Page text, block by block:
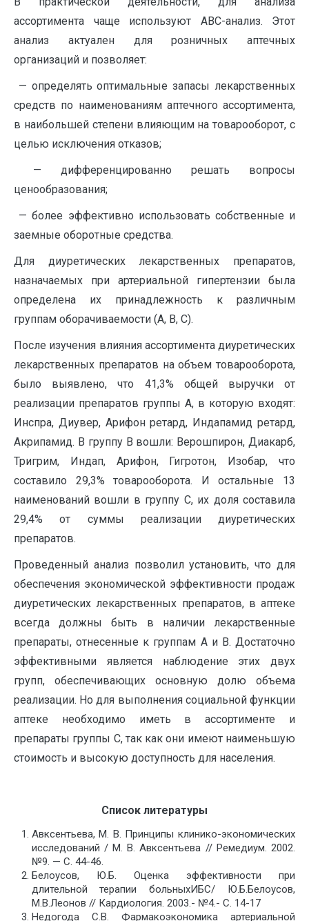
ассортимента чаще используют ABC-анализ. Этот
анализ актуален для розничных аптечных
организаций и позволяет:
— определять оптимальные запасы лекарственных
средств по наименованиям аптечного ассортимента,
в наибольшей степени влияющим на товарооборот, с
целью исключения отказов;
— дифференцированно решать вопросы
ценообразования;
— более эффективно использовать собственные и
заемные оборотные средства.
Для диуретических лекарственных препаратов,
назначаемых при артериальной гипертензии была
определена их принадлежность к различным
группам оборачиваемости (A, B, C).
После изучения влияния ассортимента диуретических
лекарственных препаратов на объем товарооборота,
было выявлено, что 41,3% общей выручки от
реализации препаратов группы А, в которую входят:
Инспра, Диувер, Арифон ретард, Индапамид ретард,
Акрипамид. В группу B вошли: Верошпирон, Диакарб,
Тригрим, Индап, Арифон, Гигротон, Изобар, что
составило 29,3% товарооборота. И остальные 13
наименований вошли в группу С, их доля составила
29,4% от суммы реализации диуретических
препаратов.
Проведенный анализ позволил установить, что для
обеспечения экономической эффективности продаж
диуретических лекарственных препаратов, в аптеке
всегда должны быть в наличии лекарственные
препараты, отнесенные к группам А и В. Достаточно
эффективными является наблюдение этих двух
групп, обеспечивающих основную долю объема
реализации. Но для выполнения социальной функции
аптеке необходимо иметь в ассортименте и
препараты группы С, так как они имеют наименьшую
стоимость и высокую доступность для населения.
Список литературы
Авксентьева, М. В. Принципы клинико-экономических
исследований / М. В. Авксентьева // Ремедиум. 2002.
№9. — С. 44-46.
Белоусов, Ю.Б. Оценка эффективности при
длительной терапии больныхИБС/ Ю.Б.Белоусов,
М.В.Леонов // Кардиология. 2003.- №4.- С. 14-17
Недогода C.B. Фармакоэкономика артериальной